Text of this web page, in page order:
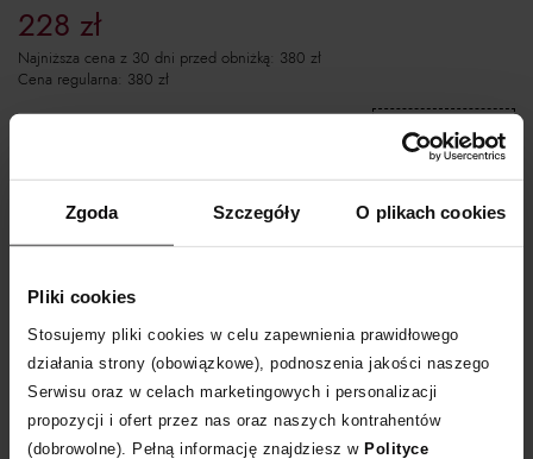
Zgoda Szczegóły O plikach cookies
Pliki cookies
Stosujemy pliki cookies w celu zapewnienia prawidłowego
działania strony (obowiązkowe), podnoszenia jakości naszego
Serwisu oraz w celach marketingowych i personalizacji
propozycji i ofert przez nas oraz naszych kontrahentów
(dobrowolne). Pełną informację znajdziesz w Polityce
228 zł
Najniższa cena z 30 dni przed obniżką: 380 zł
Cena regularna: 380 zł
EXTRA10
DLA ZAMÓWIEŃ POWYŻEJ 399 ZŁ
WYBIERZ ROZMIAR
DODAJ DO KOSZYKA